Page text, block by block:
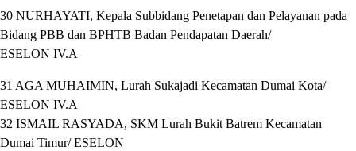
30 NURHAYATI, Kepala Subbidang Penetapan dan Pelayanan pada
Bidang PBB dan BPHTB Badan Pendapatan Daerah/
ESELON IV.A
31 AGA MUHAIMIN, Lurah Sukajadi Kecamatan Dumai Kota/
ESELON IV.A
32 ISMAIL RASYADA, SKM Lurah Bukit Batrem Kecamatan
Dumai Timur/ ESELON